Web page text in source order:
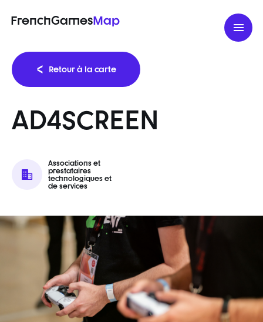
FrenchGamesMap
Retour à la carte
AD4SCREEN
Associations et
prestataires
technologiques et
de services